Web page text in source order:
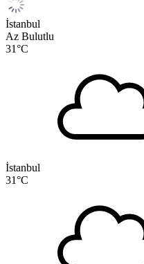
İstanbul
Az Bulutlu
31°C
İstanbul
31°C